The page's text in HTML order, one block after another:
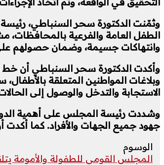
وثمّنت الدكتورة سحر السنباطي، رئيسة
الطفل العامة والفرعية بالمحافظات،
وانتهاكات جسيمة، وضمان حصولهم
الاستجابة والتدخل والوصول إلى
وشددت رئيسة المجلس على أهمية
جهود جميع الجهات والأفراد. كما أكدت
الوسوم
المجلس القومي للطفولة والأمومة